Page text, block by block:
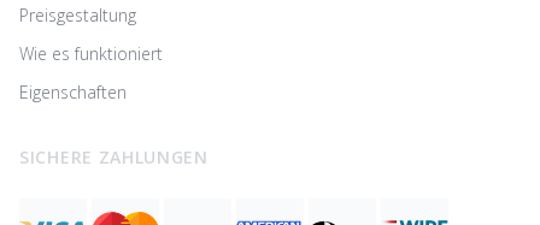
Preisgestaltung
Wie es funktioniert
Eigenschaften
SICHERE ZAHLUNGEN